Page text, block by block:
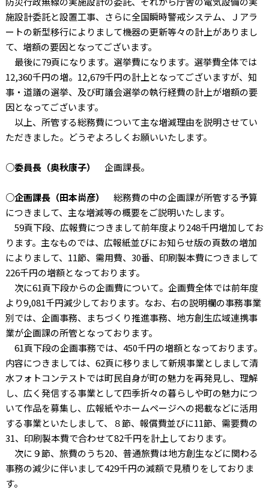
施設計委託と設置工事、さらに全国瞬時警戒システム、Ｊアラ
ートの新型移行によりまして機器の更新等々の計上がありまし
て、増額の要因となってございます。
最後に79頁になります。選挙費になります。選挙費全体では
12,360千円の増。12,679千円の計上となってございますが、知
事・道議の選挙、及び町議会選挙の執行経費の計上が増額の要
因となってございます。
以上、所管する総務費について主な増減理由を説明させてい
ただきました。どうぞよろしくお願いいたします。
○委員長（奥秋康子） 企画課長。
○企画課長（田本尚彦）
総務費の中の企画課が所管する予算
につきまして、主な増減等の概要をご説明いたします。
59頁下段、広報費につきまして前年度より248千円増加してお
ります。主なものでは、広報紙並びにお知らせ版の頁数の増加
によりまして、11節、需用費、30番、印刷製本費につきまして
226千円の増額となっております。
次に61頁下段からの企画費について。企画費全体では前年度
より9,081千円減少しております。なお、右の説明欄の事務事業
別では、企画事務、まちづくり推進事務、地方創生広域連携事
業が企画課の所管となっております。
61頁下段の企画事務では、450千円の増額となっております。
内容につきましては、62頁に移りまして新規事業としまして清
水フォトコンテストでは町民自身が町の魅力を再発見し、理解
し、広く発信する事業として四季折々の暮らしや町の魅力につ
いて作品を募集し、広報紙やホームページへの掲載などに活用
する事業といたしまして、８節、報償費並びに11節、需要費の
31、印刷製本費で合わせて82千円を計上しております。
次に９節、旅費のうち20、普通旅費は地方創生などに関わる
事務の減少に伴いまして429千円の減額で見積りをしておりま
す。